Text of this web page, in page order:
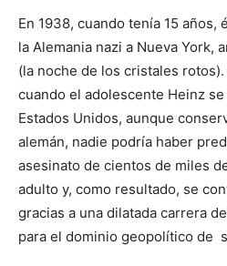
En 1938, cuando tenía 15 años,
la Alemania nazi a Nueva York,
(la noche de los cristales
cuando el adolescente Heinz
Estados Unidos, aunque
alemán, nadie podría haber
asesinato de cientos de miles
adulto y, como resultado, se
gracias a una dilatada carrera
para el dominio geopolítico de